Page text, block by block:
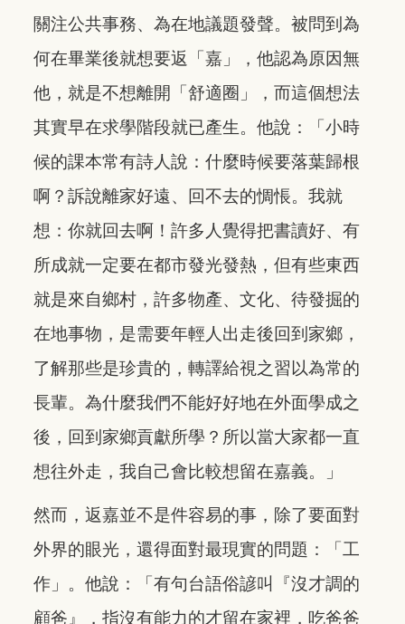
關注公共事務、為在地議題發聲。被問到為
何在畢業後就想要返「嘉」，他認為原因無
他，就是不想離開「舒適圈」，而這個想法
其實早在求學階段就已產生。他說：「小時
候的課本常有詩人說：什麼時候要落葉歸根
啊？訴說離家好遠、回不去的惆悵。我就
想：你就回去啊！許多人覺得把書讀好、有
所成就一定要在都市發光發熱，但有些東西
就是來自鄉村，許多物產、文化、待發掘的
在地事物，是需要年輕人出走後回到家鄉，
了解那些是珍貴的，轉譯給視之習以為常的
長輩。為什麼我們不能好好地在外面學成之
後，回到家鄉貢獻所學？所以當大家都一直
想往外走，我自己會比較想留在嘉義。」
然而，返嘉並不是件容易的事，除了要面對
外界的眼光，還得面對最現實的問題：「工
作」。他說：「有句台語俗諺叫『沒才調的
顧爸』，指沒有能力的才留在家裡，吃爸爸